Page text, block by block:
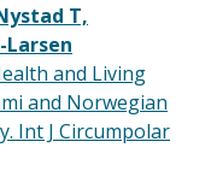
T,
Larsen
and Living
and Norwegian
Int J Circumpolar